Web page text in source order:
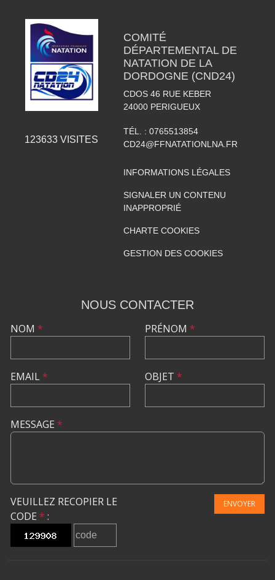
123633 VISITES
COMITÉ
DÉPARTEMENTAL DE
NATATION DE LA
DORDOGNE (CND24)
CDOS 46 RUE KEBER
24000 PERIGUEUX
TÉL. : 0765513854
CD24@FFNATATIONLNA.FR
INFORMATIONS LÉGALES
SIGNALER UN CONTENU
INAPPROPRIÉ
CHARTE COOKIES
GESTION DES COOKIES
NOUS CONTACTER
NOM *
EMAIL*
PRÉNOM *
OBJET *
MESSAGE *
VEUILLEZ RECOPIER LE
CODE * :
ENVOYER